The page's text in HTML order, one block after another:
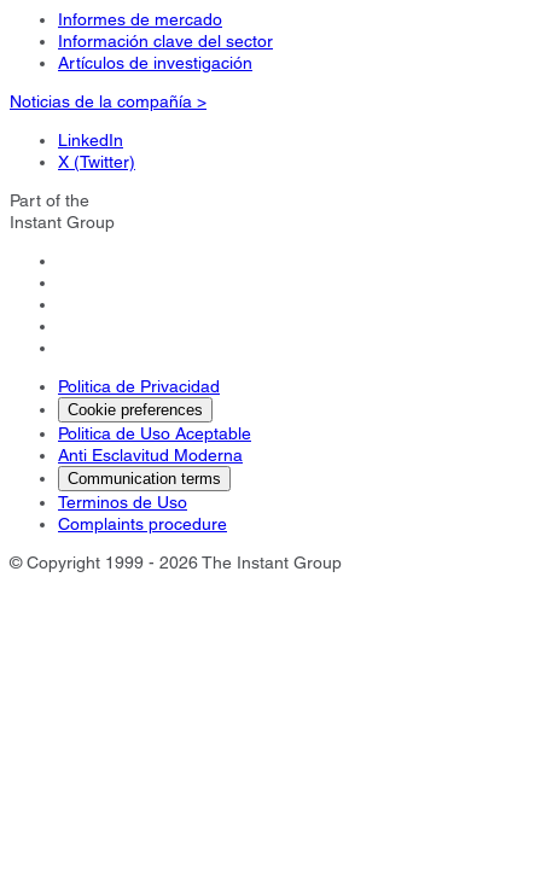
Informes de mercado
Información clave del sector
Artículos de investigación
Noticias de la compañía >
LinkedIn
X (Twitter)
Part of the
Instant Group
Politica de Privacidad
Cookie preferences
Politica de Uso Aceptable
Anti Esclavitud Moderna
Communication terms
Terminos de Uso
Complaints procedure
© Copyright 1999 - 2026 The Instant Group